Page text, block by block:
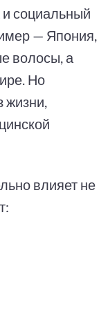
и социальный
— Япония,
волосы, а
Но
влияет не